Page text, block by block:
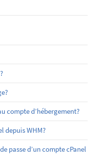
compte d’hébergement?
depuis WHM?
passe d’un compte cPanel